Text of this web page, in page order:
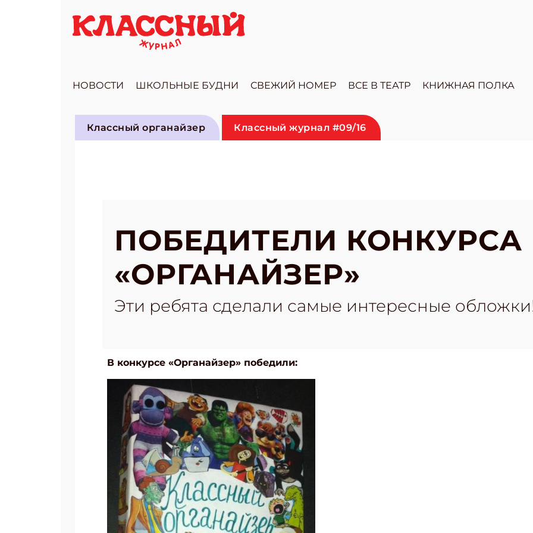
НОВОСТИ ШКОЛЬНЫЕ БУДНИ СВЕЖИЙ НОМЕР ВСЕ В ТЕАТР КНИЖНАЯ ПОЛКА
Классный органайзер Классный журнал #09/16
ПОБЕДИТЕЛИ КОНКУРСА
«ОРГАНАЙЗЕР»
Эти ребята сделали самые интересные
В конкурсе «Органайзер» победили: